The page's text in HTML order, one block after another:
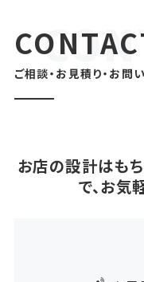
ご相談・お見積り・お問
お店の設計はも
で、お気